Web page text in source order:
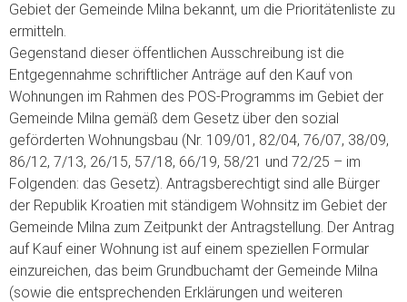
Gebiet der Gemeinde Milna bekannt, um die Prioritätenliste zu
ermitteln.
Gegenstand dieser öffentlichen Ausschreibung ist die
Entgegennahme schriftlicher Anträge auf den Kauf von
Wohnungen im Rahmen des POS-Programms im Gebiet der
Gemeinde Milna gemäß dem Gesetz über den sozial
geförderten Wohnungsbau (Nr. 109/01, 82/04, 76/07, 38/09,
86/12, 7/13, 26/15, 57/18, 66/19, 58/21 und 72/25 – im
Folgenden: das Gesetz). Antragsberechtigt sind alle Bürger
der Republik Kroatien mit ständigem Wohnsitz im Gebiet der
Gemeinde Milna zum Zeitpunkt der Antragstellung. Der Antrag
auf Kauf einer Wohnung ist auf einem speziellen Formular
einzureichen, das beim Grundbuchamt der Gemeinde Milna
(sowie die entsprechenden Erklärungen und weiteren